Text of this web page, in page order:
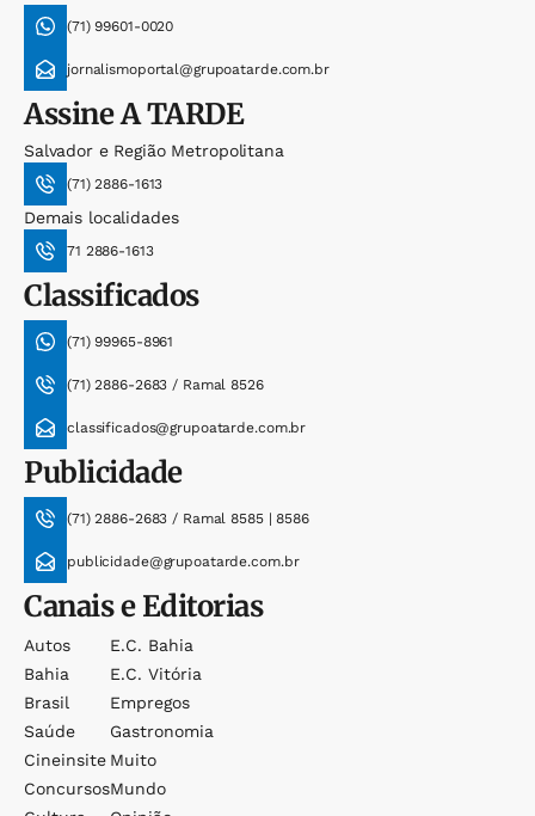
(71) 99601-0020
jornalismoportal@grupoatarde.com.br
AssineA TARDE
Salvador e Região Metropolitana
(71) 2886-1613
Demais localidades
71 2886-1613
Classificados
(71) 99965-8961
(71) 2886-2683 / Ramal 8526
classificados@grupoatarde.com.br
Publicidade
(71) 2886-2683 / Ramal 8585 | 8586
publicidade@grupoatarde.com.br
Canais e Editorias
Autos
Bahia
Brasil
Saúde
Cineinsite
Concursos
E.c. Bahia
E.c. Vitória
Empregos
Gastronomia
Muito
Mundo